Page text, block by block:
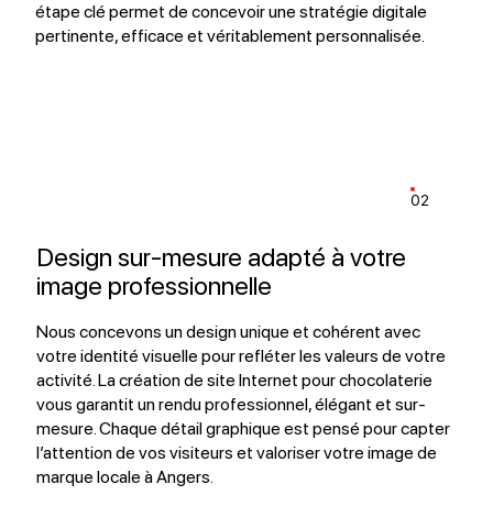
étape clé permet de concevoir une stratégie digitale
pertinente, efficace et véritablement personnalisée.
02
Design sur-mesure adapté à votre
image professionnelle
Nous concevons un design unique et cohérent avec
votre identité visuelle pour refléter les valeurs de votre
activité. La création de site Internet pour chocolaterie
vous garantit un rendu professionnel, élégant et sur-
mesure. Chaque détail graphique est pensé pour capter
l’attention de vos visiteurs et valoriser votre image de
marque locale à Angers.